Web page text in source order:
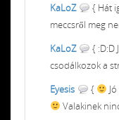
KaLoZ
{ Hát
meccsről meg
KaLoZ
{ :D:D
csodálkozok a
Eyesis
{
Valakinek